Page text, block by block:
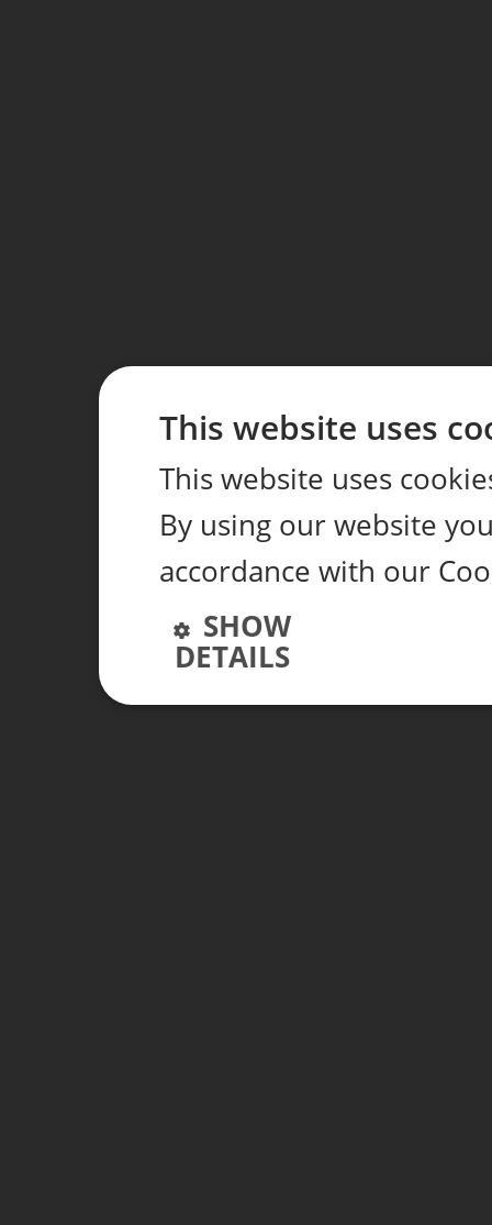
This website uses
This website uses
By using our website
accordance with our
SHOW
DETAILS